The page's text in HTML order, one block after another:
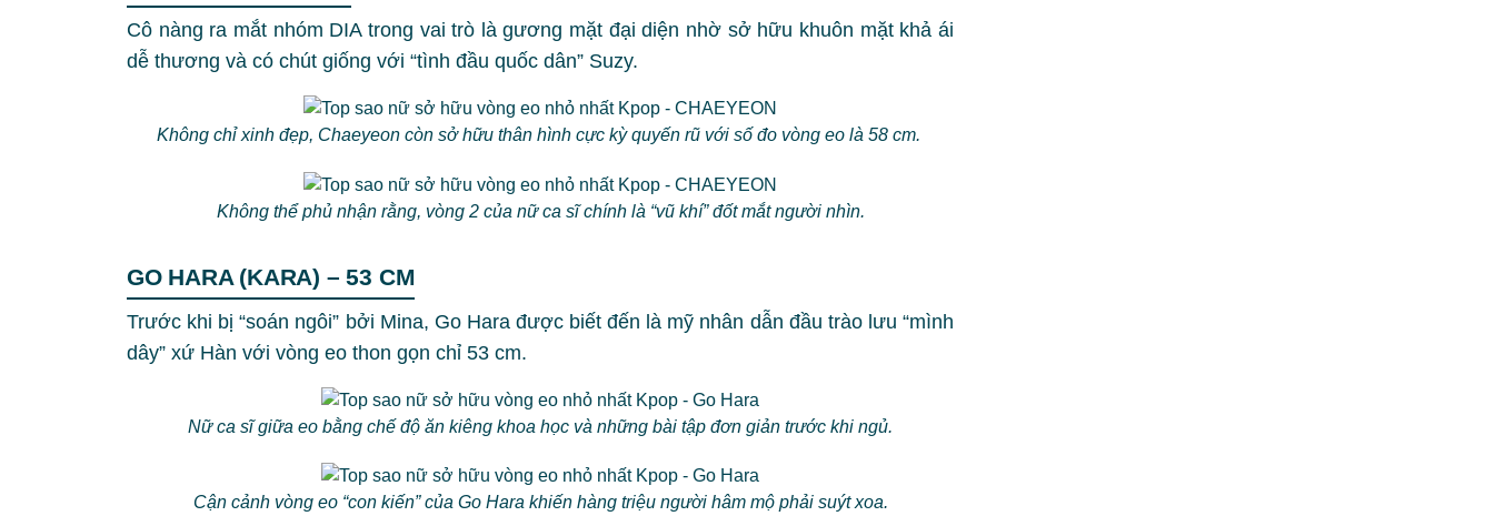
Cô nàng ra mắt nhóm DIA trong vai trò là gương mặt đại diện nhờ sở hữu khuôn mặt khả ái
dễ thương và có chút giống với “tình đầu quốc dân” Suzy.
Không chỉ xinh đẹp, Chaeyeon còn sở hữu thân hình cực kỳ quyến rũ với số đo vòng eo là 58 cm.
Không thể phủ nhận rằng, vòng 2 của nữ ca sĩ chính là “vũ khí” đốt mắt người nhìn.
GO HARA (KARA) – 53 CM
Trước khi bị “soán ngôi” bởi Mina, Go Hara được biết đến là mỹ nhân dẫn đầu trào lưu “mình
dây” xứ Hàn với vòng eo thon gọn chỉ 53 cm.
Nữ ca sĩ giữa eo bằng chế độ ăn kiêng khoa học và những bài tập đơn giản trước khi ngủ.
Cận cảnh vòng eo “con kiến” của Go Hara khiến hàng triệu người hâm mộ phải suýt xoa.